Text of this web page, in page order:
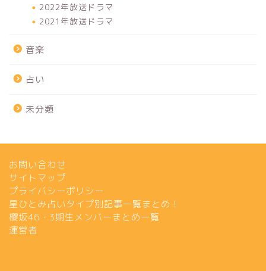
2022年放送ドラマ
2021年放送ドラマ
音楽
占い
未分類
お問い合わせ
サイトマップ
プライバシーポリシー
星ひとみ占いタイプ別記事一覧まとめ！
櫻坂46・3期生メンバーまとめ一覧
運営者